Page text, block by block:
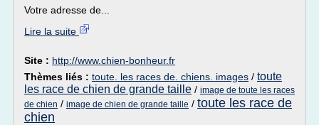
Votre adresse de...
Lire la suite
Site : http://www.chien-bonheur.fr
Thèmes liés : toute. les races de. chiens. images / toute
les race de chien de grande taille / image de toute les races
de chien / image de chien de grande taille / toute les race de
chien